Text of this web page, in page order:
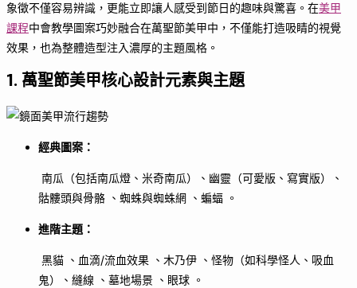
象徵不僅容易辨識，更能立即讓人感受到節日的趣味與驚喜。在美甲
課程中會教學圖案巧妙融合在萬聖節美甲中，不僅能打造吸睛的視覺
效果，也為整體造型注入濃厚的主題風格。
1. 萬聖節美甲核心設計元素與主題
經典圖案：
南瓜（包括南瓜燈、米奇南瓜）、幽靈（可愛版、寫實版）、
骷髏頭與骨骼 、蜘蛛與蜘蛛網 、蝙蝠 。
進階主題：
黑貓 、血滴/流血效果 、木乃伊 、怪物（如科學怪人、吸血
鬼）、縫線 、墓地場景 、眼球 。